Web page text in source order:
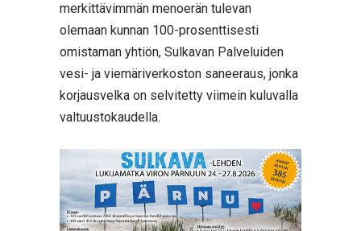
merkittävimmän menoerän tulevan
olemaan kunnan 100-prosenttisesti
omistaman yhtiön, Sulkavan Palveluiden
vesi- ja viemäriverkoston saneeraus, jonka
korjausvelka on selvitetty viimein kuluvalla
valtuustokaudella.